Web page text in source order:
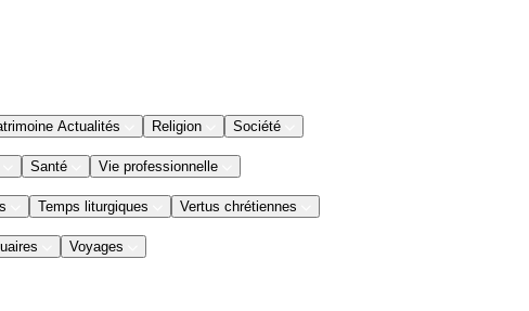
Actualités Religion Société
Santé Vie professionnelle
Temps liturgiques Vertus chrétiennes
Voyages